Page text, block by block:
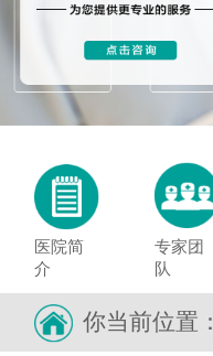
医院简
介
专家团
队
你当前位置：